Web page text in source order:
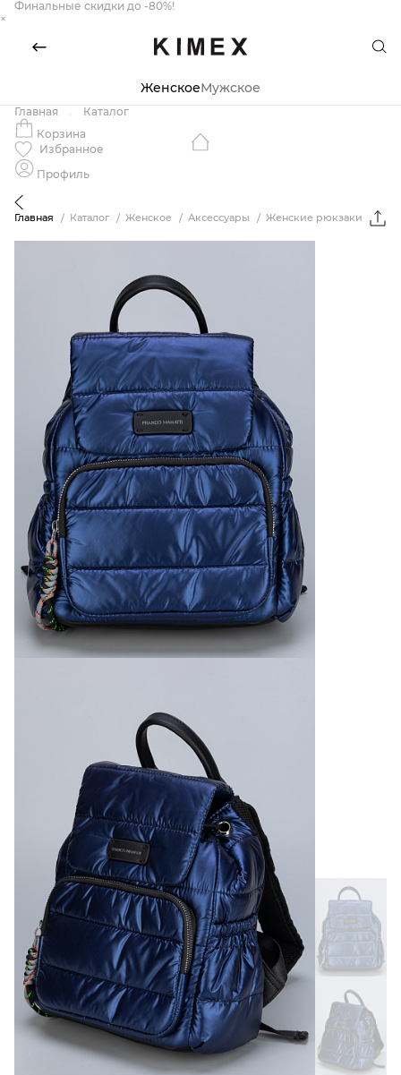
Финальные скидки до -80%!
×
ЖенскоеМужское
Главная
Каталог
Корзина
Избранное
Профиль
Главная Каталог Женское Аксессуары Женские рюкзаки